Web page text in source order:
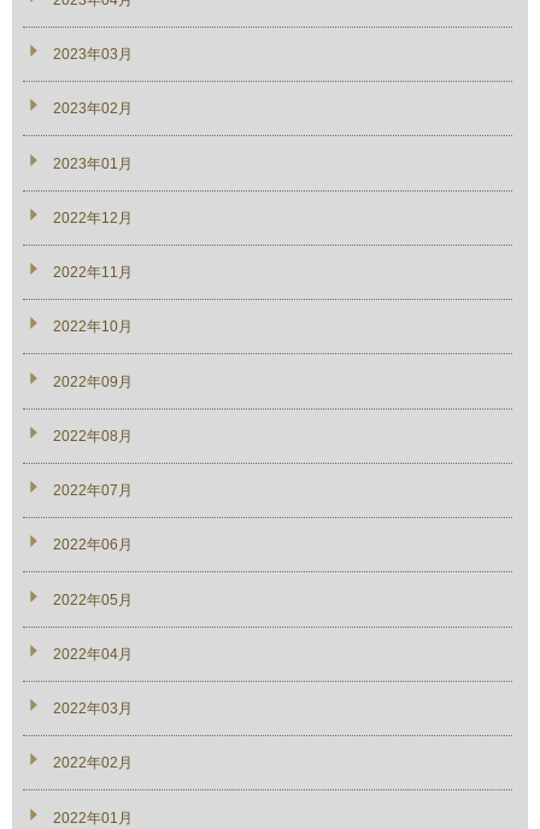
2023年03月
2023年02月
2023年01月
2022年12月
2022年11月
2022年10月
2022年09月
2022年08月
2022年07月
2022年06月
2022年05月
2022年04月
2022年03月
2022年02月
2022年01月